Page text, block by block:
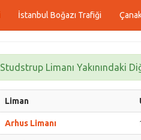
İstanbul Boğazı Trafiği
Studstrup Limanı Yakınındaki
Liman
Arhus Limanı